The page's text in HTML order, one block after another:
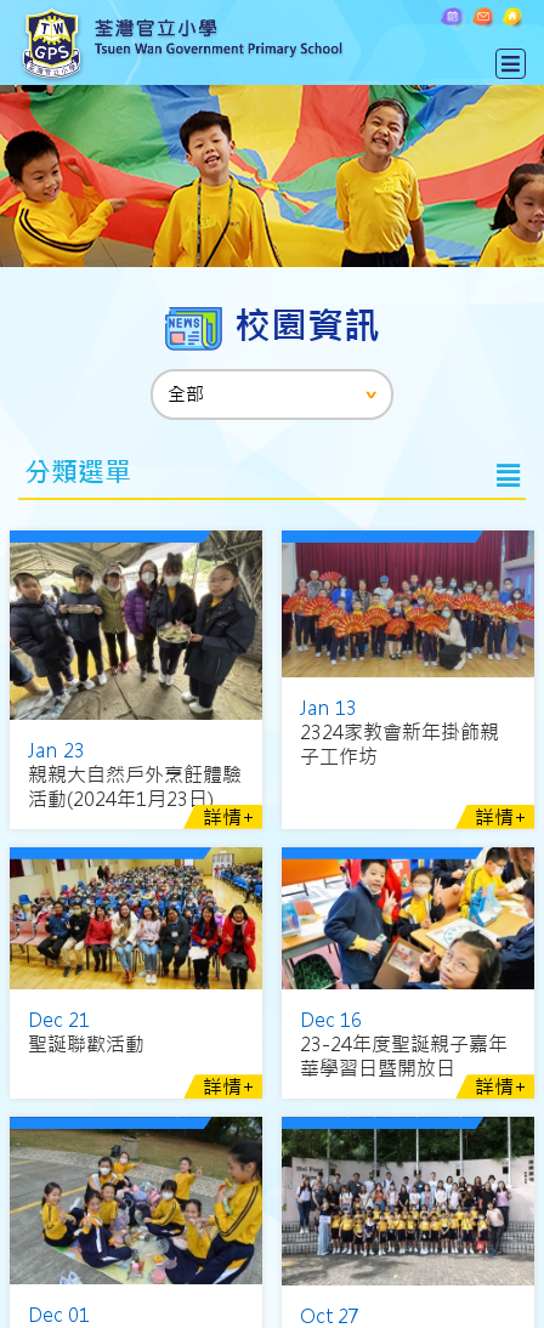
校園資訊
分類選單
Jan 23
親親大自然戶外烹飪體驗
活動(2024年1月23日)
詳情+
Jan 13
2324家教會新年掛飾親
子工作坊
詳情+
Dec 21
聖誕聯歡活動
詳情+
Dec 16
23-24年度聖誕親子嘉年
華學習日暨開放日
詳情+
Dec 01
Oct 27